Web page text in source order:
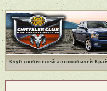
Клуб любителей автомобилей